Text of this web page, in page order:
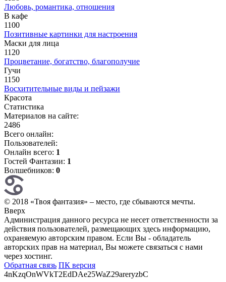
Любовь, романтика, отношения
В кафе
1100
Позитивные картинки для настроения
Маски для лица
1120
Процветание, богатство, благополучие
Гучи
1150
Восхитительные виды и пейзажи
Красота
Статистика
Материалов на сайте:
2486
Всего онлайн:
Пользователей:
Онлайн всего: 1
Гостей Фантазии: 1
Волшебников: 0
© 2018 «Твоя фантазия» – место, где сбываются мечты.
Вверх
Администрация данного ресурса не несет ответственности за
действия пользователей, размещающих здесь информацию,
охраняемую авторским правом. Если Вы - обладатель
авторских прав на материал, Вы можете связаться с нами
через хостинг.
Обратная связь ПК версия
4nKzqOnWVkT2EdDAe25WaZ29areryzbC